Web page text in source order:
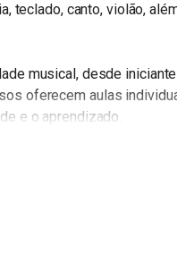
teclado, canto, violão,
musical, desde
oferecem aulas
e o aprendizado.
que combina teoria
a tocar seus